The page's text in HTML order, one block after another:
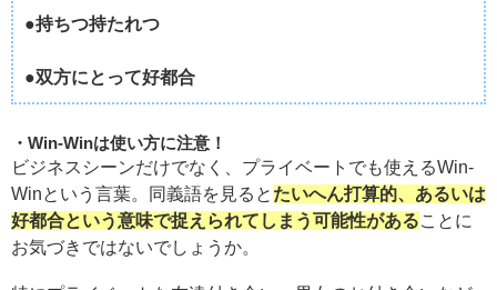
●持ちつ持たれつ
●双方にとって好都合
Win-Winは使い方に注意！
ビジネスシーンだけでなく、プライベートでも使えるWin-
Winという言葉。同義語を見ると たいへん打算的、あるいは
好都合という意味で捉えられてしまう可能性があることに
お気づきではないでしょうか。